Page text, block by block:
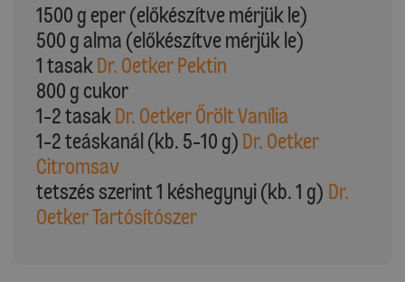
1500 g eper (előkészítve mérjük le)
500 g alma (előkészítve mérjük le)
1 tasak Dr. Oetker Pektin
800 g cukor
1-2 tasak Dr. Oetker Őrölt Vanília
1-2 teáskanál (kb. 5-10 g) Dr. Oetker
Citromsav
tetszés szerint 1 késhegynyi (kb. 1 g) Dr.
Oetker Tartósítószer